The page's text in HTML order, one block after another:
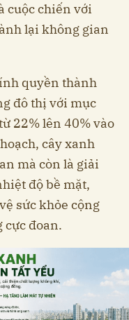
cuộc chiến với
lại không gian
quyền thành
đô thị với mục
22% lên 40% vào
cây xanh
mà còn là giải
độ bề mặt,
sức khỏe cộng
cực đoan.